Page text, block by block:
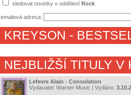
sledovat novinky v oddělení Rock
emailová adresa:
KREYSON -
NEJBLIŽŠÍ TITULY V
Lefevre Alain - Consolation
Vydavatel: Warner Music | Vydáno: